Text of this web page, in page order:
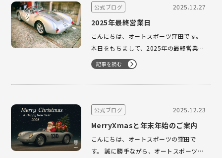
ポーツ並びに横浜ファクトリー ヴァンセ
公式ブログ 2025.12.27
2025年最終営業日
こんにちは、オートスポーツ窪田です。
本日をもちまして、2025年の最終営業日
となります。本年も一年、大変お世話に
なりました。 最終営業日の本日も、ご納
車・査定・整備と、ありがたいことに大
す。 また本日は、店長のHが名古屋まで
記事を読む
公式ブログ 2025.12.23
MerryXmasと年末年始のご案内
こんにちは、オートスポーツの窪田で
す。 誠に勝手ながら、オートスポーツシ